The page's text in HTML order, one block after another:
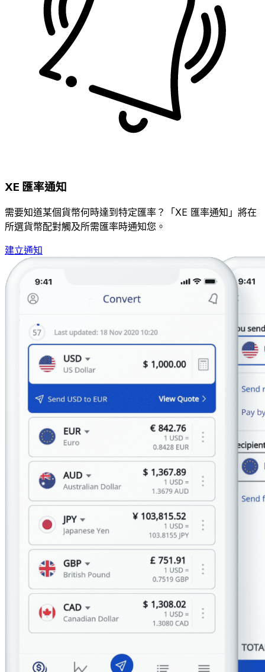
XE 匯率通知
需要知道某個貨幣何時達到特定匯率？「XE 匯率通知」將在
所選貨幣配對觸及所需匯率時通知您。
建立通知